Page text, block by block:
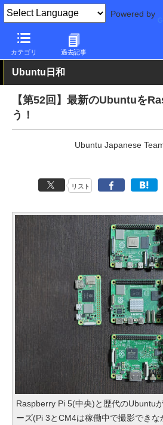
Powered by
カテゴリ 過去記事
PC Watch ソフトウェア/アプリ そ
Ubuntu日和
【第52回】最新のUbuntuを
う！
Ubuntu Japanese
リスト
Raspberry Pi 5(中央)と歴代のUbuntu
ーズ(Pi 3とCM4は稼働中で撮影できな